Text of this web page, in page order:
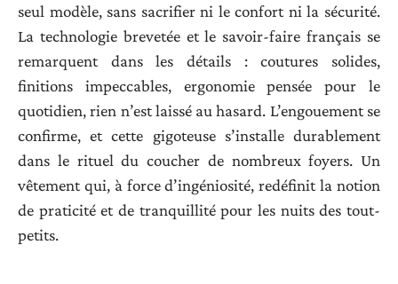
seul modèle, sans sacrifier ni le confort ni la sécurité.
La technologie brevetée et le savoir-faire français se
remarquent dans les détails : coutures solides,
finitions impeccables, ergonomie pensée pour le
quotidien, rien n’est laissé au hasard. L’engouement se
confirme, et cette gigoteuse s’installe durablement
dans le rituel du coucher de nombreux foyers. Un
vêtement qui, à force d’ingéniosité, redéfinit la notion
de praticité et de tranquillité pour les nuits des tout-
petits.